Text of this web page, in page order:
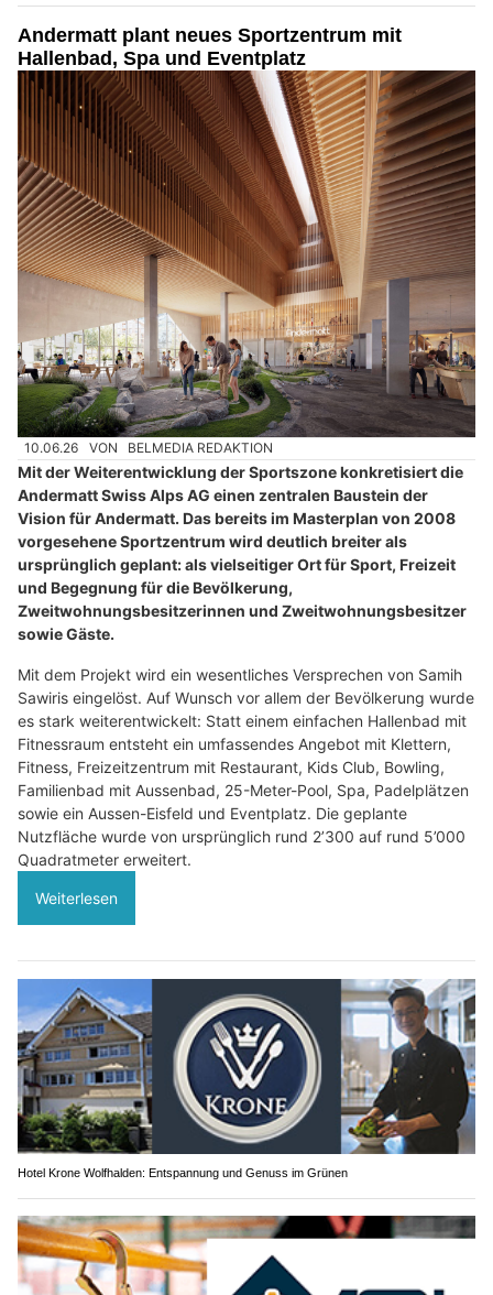
Andermatt plant neues Sportzentrum mit
Hallenbad, Spa und Eventplatz
10.06.26 VON BELMEDIA REDAKTION
Mit der Weiterentwicklung der Sportszone konkretisiert die
Andermatt Swiss Alps AG einen zentralen Baustein der
Vision für Andermatt. Das bereits im Masterplan von 2008
vorgesehene Sportzentrum wird deutlich breiter als
ursprünglich geplant: als vielseitiger Ort für Sport, Freizeit
und Begegnung für die Bevölkerung,
Zweitwohnungsbesitzerinnen und Zweitwohnungsbesitzer
sowie Gäste.
Mit dem Projekt wird ein wesentliches Versprechen von Samih
Sawiris eingelöst. Auf Wunsch vor allem der Bevölkerung wurde
es stark weiterentwickelt: Statt einem einfachen Hallenbad mit
Fitnessraum entsteht ein umfassendes Angebot mit Klettern,
Fitness, Freizeitzentrum mit Restaurant, Kids Club, Bowling,
Familienbad mit Aussenbad, 25-Meter-Pool, Spa, Padelplätzen
sowie ein Aussen-Eisfeld und Eventplatz. Die geplante
Nutzfläche wurde von ursprünglich rund 2’300 auf rund 5’000
Quadratmeter erweitert.
Weiterlesen
Hotel Krone Wolfhalden: Entspannung und Genuss im Grünen